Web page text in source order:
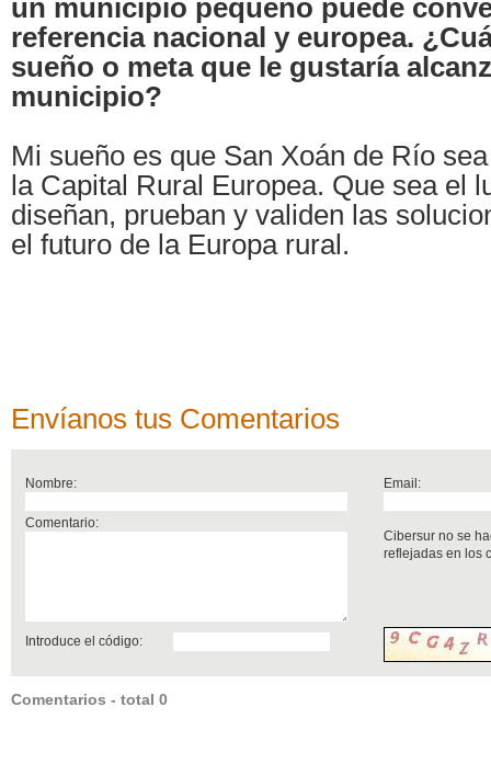
un municipio pequeño puede
referencia nacional y europea.
sueño o meta que le gustaría
municipio?
Mi sueño es que San Xoán de Río
la Capital Rural Europea. Que sea el
diseñan, prueban y validen las
el futuro de la Europa rural.
Envíanos tus Comentarios
Nombre: Email:
Comentario:
Cibersur no se
reflejadas en los
Introduce el código:
Comentarios - total 0